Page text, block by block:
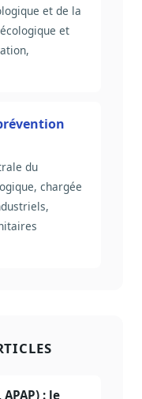
et de la
et
du
chargée
: le